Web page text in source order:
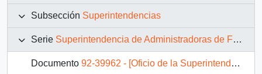
Subsección Superintendencias
Serie Superintendencia de Administradoras de Fondos de Pensiones
Documento 92-39962 - [Oficio de la Superintendencia de Administradoras de Fondos de Pensiones ante solicitud de particulares]